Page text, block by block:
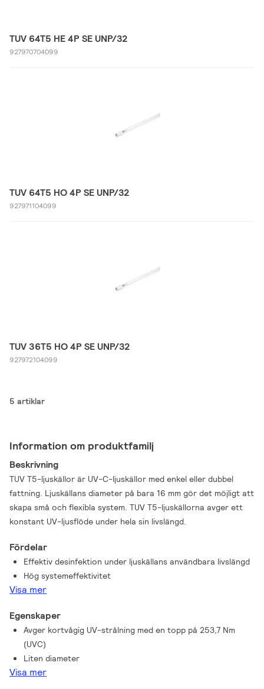
TUV 64T5 HE 4P SE UNP/32
927970704099
TUV 64T5 HO 4P SE UNP/32
927971104099
TUV 36T5 HO 4P SE UNP/32
927972104099
5 artiklar
Information om produktfamilj
Beskrivning
TUV T5-ljuskällor är UV-C-ljuskällor med enkel eller dubbel
fattning. Ljuskällans diameter på bara 16 mm gör det möjligt att
skapa små och flexibla system. TUV T5-ljuskällorna avger ett
konstant UV-ljusflöde under hela sin livslängd.
Fördelar
Effektiv desinfektion under ljuskällans användbara livslängd
Hög systemeffektivitet
Visa mer
Egenskaper
Avger kortvågig UV-strålning med en topp på 253,7 Nm
(UVC)
Liten diameter
Visa mer